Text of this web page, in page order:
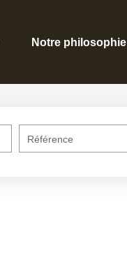
Notre philosophie
Référence